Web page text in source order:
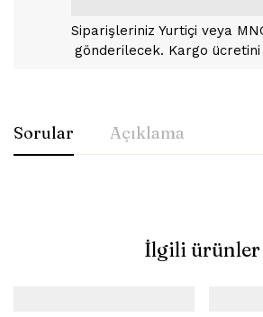
Siparişleriniz Yurtiçi veya
gönderilecek. Kargo ücretini
Sorular Açıklama
İlgili ürünler